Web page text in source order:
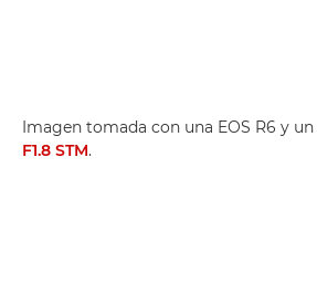
Imagen tomada con una EOS R6 y
F1.8 STM.